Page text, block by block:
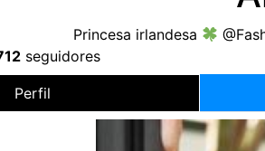
Princesa irlandesa
seguidores
Perfil